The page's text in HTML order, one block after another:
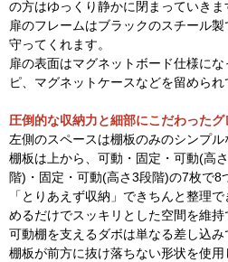
の方はゆっくり静かに閉まっていきま
扉のフレームはブラックのスチール
守ってくれます。
扉の表面はマグネットボード仕様に
ピ、マグネットケースなどを留められ
圧倒的な収納力と細部にこだわったグ
左側のスペースは棚板のみのシンプル
棚板は上から、可動・固定・可動(高
階)・固定・可動(高さ3段階)の7枚で8
「とりあえず収納」できちんと整理
めるだけでスッキリとした空間を維持
可動棚を支えるダボは単なる差し込
棚板が前方に抜け落ちない形状を使用